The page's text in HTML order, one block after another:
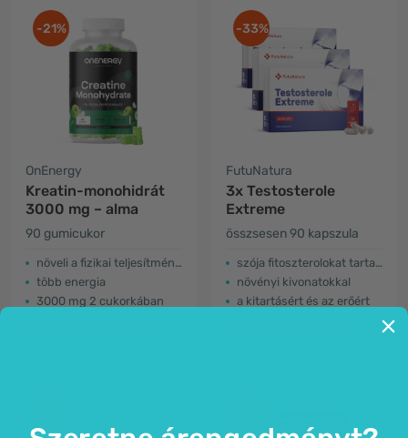
-21%
OnEnergy
Kreatin-monohidrát
3000 mg – alma
90 gumicukor
növeli a fizikai teljesítményt
több energia
3000 mg 2 cukorkában
-33%
FutuNatura
3x Testosterole
Extreme
összsesen 90 kapszula
szója fitoszterolokat tartalmaz
növényi kivonatokkal
a kitartásért és az erőért